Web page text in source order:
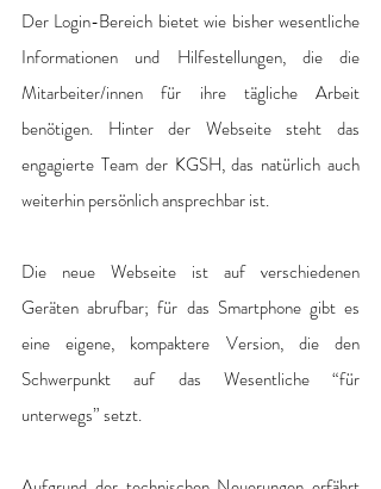
Der Login-Bereich bietet wie bisher wesentliche
Informationen und Hilfestellungen, die die
Mitarbeiter/innen für ihre tägliche Arbeit
benötigen. Hinter der Webseite steht das
engagierte Team der KGSH, das natürlich auch
weiterhin persönlich ansprechbar ist.
Die neue Webseite ist auf verschiedenen
Geräten abrufbar; für das Smartphone gibt es
eine eigene, kompaktere Version, die den
Schwerpunkt auf das Wesentliche “für
unterwegs” setzt.